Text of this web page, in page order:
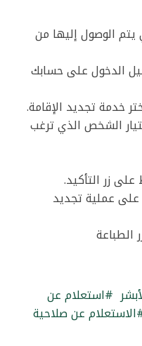
يتم الوصول إليها من
الدخول على حسابك
خدمة تجديد الإقامة.
الشخص الذي ترغب
زر التأكيد.
عملية تجديد
استعلام عن
الاستعلام عن صلاحية